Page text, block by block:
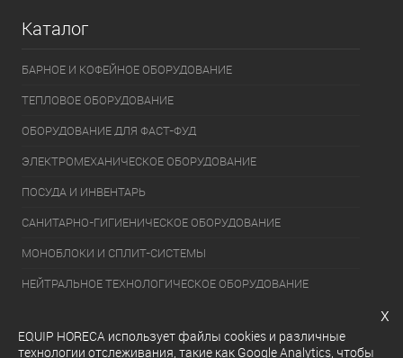
Каталог
БАРНОЕ И КОФЕЙНОЕ ОБОРУДОВАНИЕ
ТЕПЛОВОЕ ОБОРУДОВАНИЕ
ОБОРУДОВАНИЕ ДЛЯ ФАСТ-ФУД
ЭЛЕКТРОМЕХАНИЧЕСКОЕ ОБОРУДОВАНИЕ
ПОСУДА И ИНВЕНТАРЬ
САНИТАРНО-ГИГИЕНИЧЕСКОЕ ОБОРУДОВАНИЕ
МОНОБЛОКИ И СПЛИТ-СИСТЕМЫ
НЕЙТРАЛЬНОЕ ТЕХНОЛОГИЧЕСКОЕ ОБОРУДОВАНИЕ
ХОЛОДИЛЬНОЕ ОБОРУДОВАНИЕ
x
EQUIP HORECA использует файлы cookies и различные
технологии отслеживания, такие как Google Analytics, чтобы